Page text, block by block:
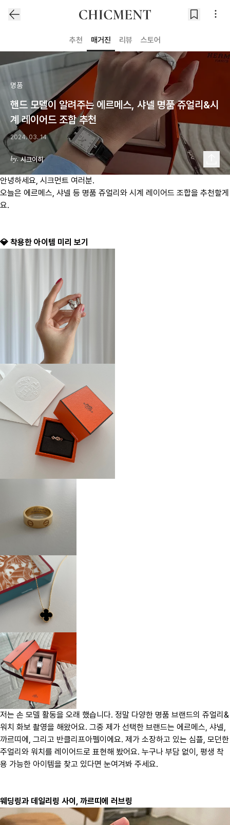
추천 매거진 리뷰 스토어
명품
핸드 모델이 알려주는 에르메스, 샤넬 명품 쥬얼리&시
계 레이어드 조합 추천
2024. 03. 14
시크이히
안녕하세요, 시크먼트 여러분.
오늘은 에르메스, 샤넬 등 명품 쥬얼리와 시계 레이어드 조합을 추천할게
요.
💎 착용한 아이템 미리 보기
저는 손 모델 활동을 오래 했습니다. 정말 다양한 명품 브랜드의 쥬얼리&
워치 화보 촬영을 해왔어요. 그중 제가 선택한 브랜드는 에르메스, 샤넬,
까르띠에, 그리고 반클리프아펠이에요. 제가 소장하고 있는 심플, 모던한
주얼리와 워치를 레이어드로 표현해 봤어요. 누구나 부담 없이, 평생 착
용 가능한 아이템을 찾고 있다면 눈여겨봐 주세요.
웨딩링과 데일리링 사이, 까르띠에 러브링